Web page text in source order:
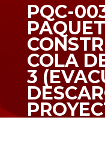
PQC-
COLA
3